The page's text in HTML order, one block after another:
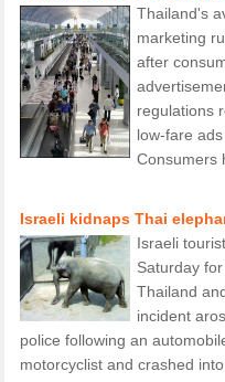
Thailand's
marketing
after
regulations
low-fare
Consumers
Israeli kidnaps Thai
Israeli
Saturday
Thailand
incident
police following an
motorcyclist and crashed into